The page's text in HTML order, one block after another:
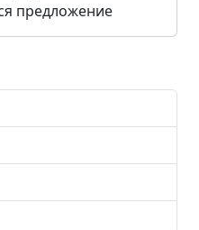
предложение